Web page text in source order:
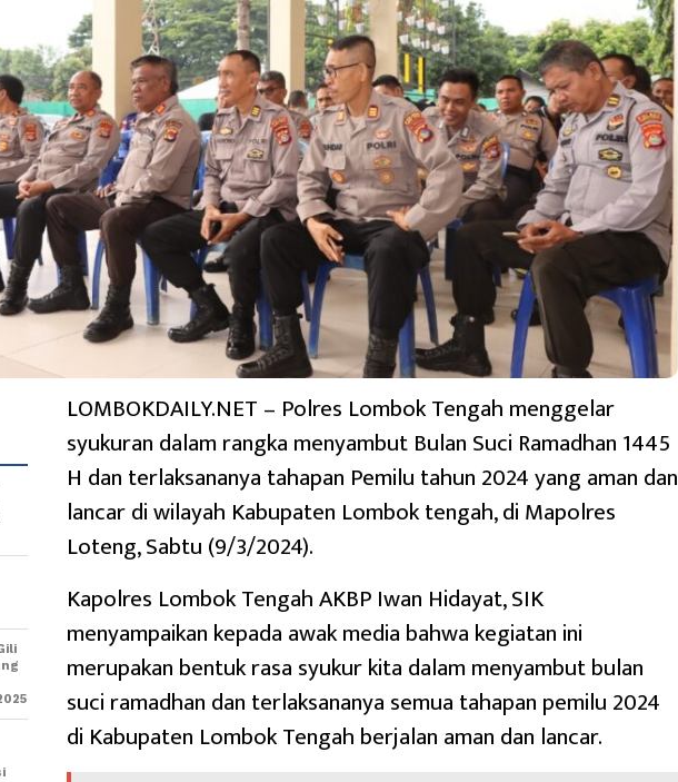
LOMBOKDAILY.NET – Polres Lombok Tengah menggelar
syukuran dalam rangka menyambut Bulan Suci Ramadhan 1445
H dan terlaksananya tahapan Pemilu tahun 2024 yang aman dan
lancar di wilayah Kabupaten Lombok tengah, di Mapolres
Loteng, Sabtu (9/3/2024).
Kapolres Lombok Tengah AKBP Iwan Hidayat, SIK
menyampaikan kepada awak media bahwa kegiatan ini
merupakan bentuk rasa syukur kita dalam menyambut bulan
suci ramadhan dan terlaksananya semua tahapan pemilu 2024
di Kabupaten Lombok Tengah berjalan aman dan lancar.